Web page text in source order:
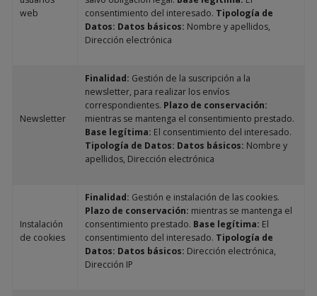
web
consentimiento del interesado. Tipología de
Datos: Datos básicos: Nombre y apellidos,
Dirección electrónica
Newsletter
Finalidad: Gestión de la suscripción a la
newsletter, para realizar los envíos
correspondientes. Plazo de conservación:
mientras se mantenga el consentimiento prestado.
Base legítima: El consentimiento del interesado.
Tipología de Datos: Datos básicos: Nombre y
apellidos, Dirección electrónica
Instalación
de cookies
Finalidad: Gestión e instalación de las cookies.
Plazo de conservación: mientras se mantenga el
consentimiento prestado. Base legítima: El
consentimiento del interesado. Tipología de
Datos: Datos básicos: Dirección electrónica,
Dirección IP